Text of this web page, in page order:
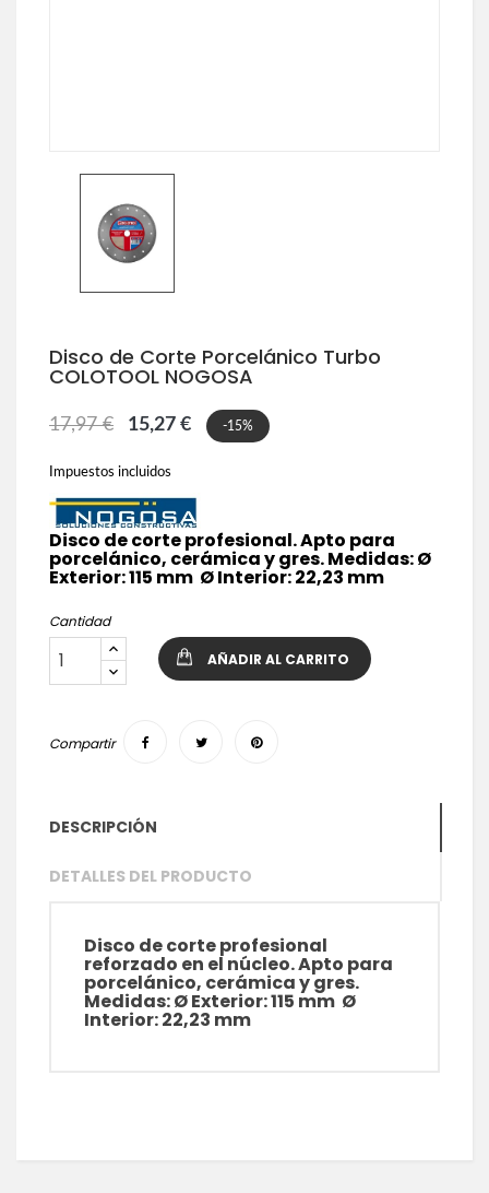
Disco de Corte Porcelánico Turbo
COLOTOOL NOGOSA
17,97 € 15,27 € -15%
Impuestos incluidos
Disco de corte profesional. Apto para
porcelánico, cerámica y gres. Medidas: Ø
Exterior: 115 mm Ø Interior: 22,23 mm
Cantidad
AÑADIR AL CARRITO
Compartir
DESCRIPCIÓN
DETALLES DEL PRODUCTO
Disco de corte profesional
reforzado en el núcleo. Apto para
porcelánico, cerámica y gres.
Medidas: Ø Exterior: 115 mm Ø
Interior: 22,23 mm